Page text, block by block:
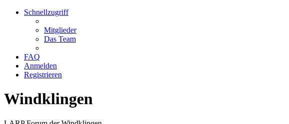
Schnellzugriff
Mitglieder
Das Team
FAQ
Anmelden
Registrieren
Windklingen